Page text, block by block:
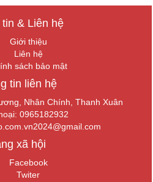
& Liên hệ
Giới thiệu
Liên hệ
sách bảo mật
tin liên hệ
Nhân Chính, Thanh Xuân
0965182932
xã hội
Facebook
Twiter